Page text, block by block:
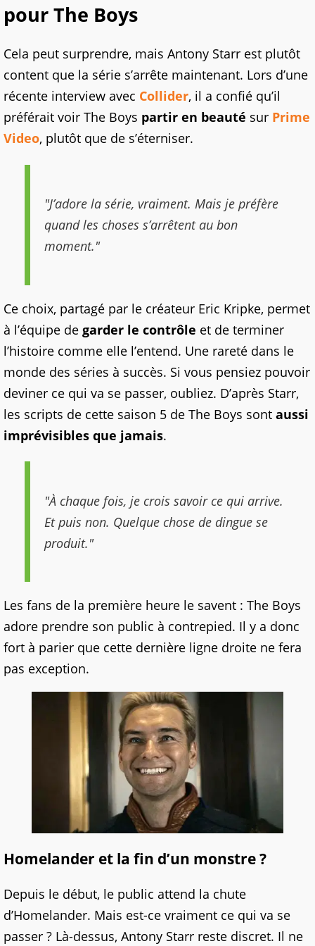
pour The Boys
Cela peut surprendre, mais Antony Starr est plutôt
content que la série s’arrête maintenant. Lors d’une
récente interview avec Collider, il a confié qu’il
préférait voir The Boys partir en beauté sur Prime
Video, plutôt que de s’éterniser.
"J’adore la série, vraiment. Mais je préfère
quand les choses s’arrêtent au bon
moment."
Ce choix, partagé par le créateur Eric Kripke, permet
à l’équipe de garder le contrôle et de terminer
l’histoire comme elle l’entend. Une rareté dans le
monde des séries à succès. Si vous pensiez pouvoir
deviner ce qui va se passer, oubliez. D’après Starr,
les scripts de cette saison 5 de The Boys sont aussi
imprévisibles que jamais.
"À chaque fois, je crois savoir ce qui arrive.
Et puis non. Quelque chose de dingue se
produit."
Les fans de la première heure le savent : The Boys
adore prendre son public à contrepied. Il y a donc
fort à parier que cette dernière ligne droite ne fera
pas exception.
Homelander et la fin d’un monstre ?
Depuis le début, le public attend la chute
d’Homelander. Mais est-ce vraiment ce qui va se
passer ? Là-dessus, Antony Starr reste discret. Il ne